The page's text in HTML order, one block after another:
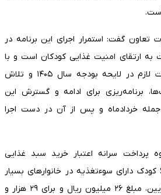
تعاون گفت: استمرار اجرای این برنامه در
دولت به ارتقای امنیت غذایی کودکان است و با
توجه به پیش‌بینی اعتبارات لازم در لایحه بودجه سال ۱۴۰۵ و تلاش
برنامه‌ریزی برای ادامه و گسترش این
خردادماه و پس از آن در دست اجرا
پرداخت سرانه اعتبار خرید سبد غذایی
افزود: برای ۱۵۹ هزار و ۶۳۵ کودک دارای سوءتغذیه در خانوارهای بسیار
نیازمند با وسع اقتصادی پایین، مبلغ ۲۶ میلیون ریال و برای ۲۹ هزار و